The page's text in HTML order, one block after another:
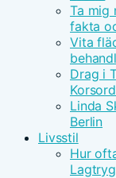
Ta mig
fakta
Vita
Drag i
Linda
Berlin
Livsstil
Hur